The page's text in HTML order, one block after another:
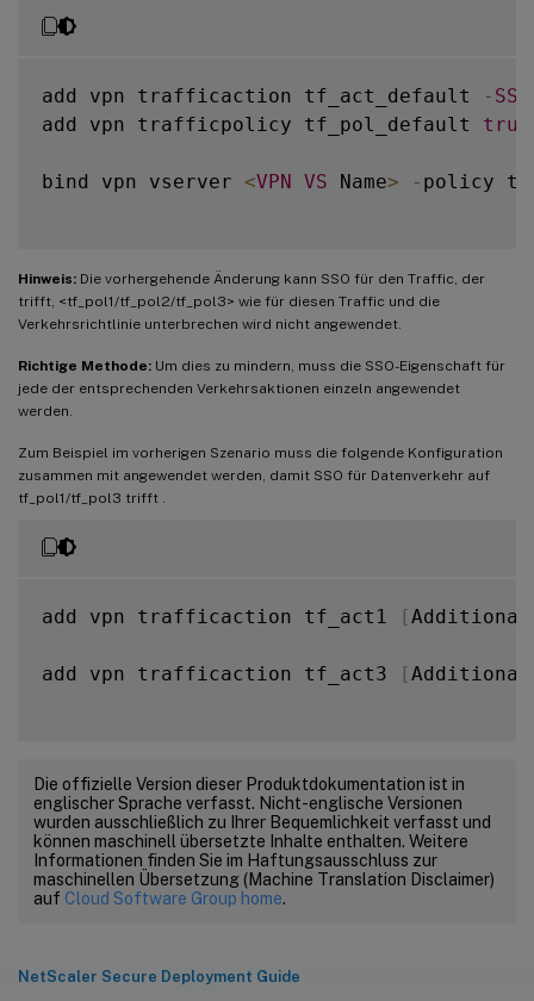
add vpn trafficaction tf_act_default - SSO
add vpn trafficpolicy tf_pol_default true
bind vpn vserver <VPN VS Name> - policy
Hinweis: Die vorhergehende Änderung kann SSO für den Traffic, der
trifft, <tf_pol1/tf_pol2/tf_pol3> wie für diesen Traffic und die
Verkehrsrichtlinie unterbrechen wird nicht angewendet.
Richtige Methode: Um dies zu mindern, muss die SSO-Eigenschaft für
jede der entsprechenden Verkehrsaktionen einzeln angewendet
werden.
Zum Beispiel im vorherigen Szenario muss die folgende Konfiguration
zusammen mit angewendet werden, damit SSO für Datenverkehr auf
tf_pol1/tf_pol3 trifft
add vpn trafficaction tf_act1 [
add vpn trafficaction tf_act3 [
Die offizielle Version dieser Produktdokumentation ist in
englischer Sprache verfasst. Nicht-englische Versionen
wurden ausschließlich zu Ihrer Bequemlichkeit verfasst und
können maschinell übersetzte Inhalte enthalten. Weitere
Informationen finden Sie im Haftungsausschluss zur
maschinellen Übersetzung (Machine Translation Disclaimer)
auf Cloud Software Group home.
NetScaler Secure Deployment Guide